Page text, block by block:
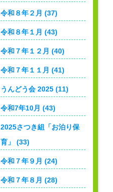
令和８年２月 (37)
令和８年１月 (43)
令和７年１２月 (40)
令和７年１１月 (41)
うんどう会 2025 (11)
令和7年10月 (43)
2025さつき組「お泊り保
育」 (33)
令和７年９月 (24)
令和７年８月 (28)